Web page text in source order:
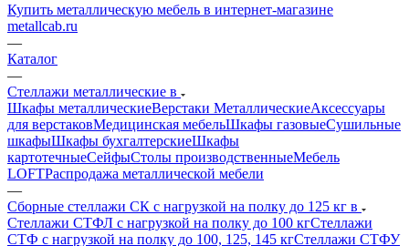
Купить металлическую мебель в интернет-магазине
metallcab.ru
—
Каталог
—
Стеллажи металлические в
Шкафы металлическиеВерстаки МеталлическиеАксессуары
для верстаковМедицинская мебельШкафы газовыеСушильные
шкафыШкафы бухгалтерскиеШкафы
картотечныеСейфыСтолы производственныеМебель
LOFTРаспродажа металлической мебели
—
Сборные стеллажи СК с нагрузкой на полку до 125 кг в
Стеллажи СТФЛ с нагрузкой на полку до 100 кгСтеллажи
СТФ с нагрузкой на полку до 100, 125, 145 кгСтеллажи СТФУ